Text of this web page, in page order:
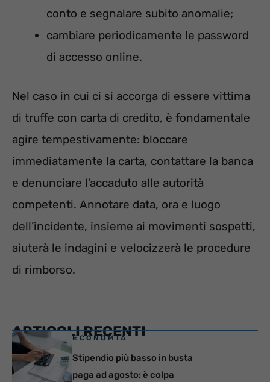
conto e segnalare subito anomalie;
cambiare periodicamente le password
di accesso online.
Nel caso in cui ci si accorga di essere vittima
di truffe con carta di credito, è fondamentale
agire tempestivamente: bloccare
immediatamente la carta, contattare la banca
e denunciare l’accaduto alle autorità
competenti. Annotare data, ora e luogo
dell’incidente, insieme ai movimenti sospetti,
aiuterà le indagini e velocizzerà le procedure
di rimborso.
ARTICOLI RECENTI
ECONOMIA
Stipendio più basso in busta
paga ad agosto: è colpa